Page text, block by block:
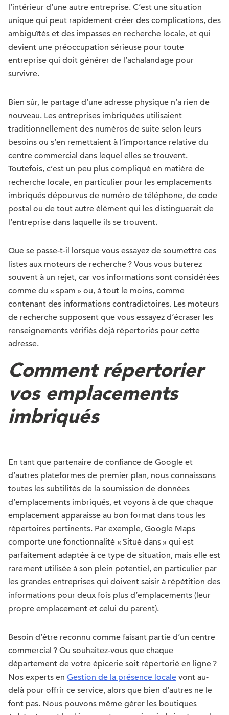
l’intérieur d’une autre entreprise. C’est une situation
unique qui peut rapidement créer des complications, des
ambiguïtés et des impasses en recherche locale, et qui
devient une préoccupation sérieuse pour toute
entreprise qui doit générer de l’achalandage pour
survivre.
Bien sûr, le partage d’une adresse physique n’a rien de
nouveau. Les entreprises imbriquées utilisaient
traditionnellement des numéros de suite selon leurs
besoins ou s’en remettaient à l’importance relative du
centre commercial dans lequel elles se trouvent.
Toutefois, c’est un peu plus compliqué en matière de
recherche locale, en particulier pour les emplacements
imbriqués dépourvus de numéro de téléphone, de code
postal ou de tout autre élément qui les distinguerait de
l’entreprise dans laquelle ils se trouvent.
Que se passe-t-il lorsque vous essayez de soumettre ces
listes aux moteurs de recherche ? Vous vous buterez
souvent à un rejet, car vos informations sont considérées
comme du « spam » ou, à tout le moins, comme
contenant des informations contradictoires. Les moteurs
de recherche supposent que vous essayez d’écraser les
renseignements vérifiés déjà répertoriés pour cette
adresse.
Comment répertorier
vos emplacements
imbriqués
En tant que partenaire de confiance de Google et
d’autres plateformes de premier plan, nous connaissons
toutes les subtilités de la soumission de données
d’emplacements imbriqués, et voyons à de que chaque
emplacement apparaisse au bon format dans tous les
répertoires pertinents. Par exemple, Google Maps
comporte une fonctionnalité « Situé dans » qui est
parfaitement adaptée à ce type de situation, mais elle est
rarement utilisée à son plein potentiel, en particulier par
les grandes entreprises qui doivent saisir à répétition des
informations pour deux fois plus d’emplacements (leur
propre emplacement et celui du parent).
Besoin d’être reconnu comme faisant partie d’un centre
commercial ? Ou souhaitez-vous que chaque
département de votre épicerie soit répertorié en ligne ?
Nos experts en Gestion de la présence locale vont au-
delà pour offrir ce service, alors que bien d’autres ne le
font pas. Nous pouvons même gérer les boutiques